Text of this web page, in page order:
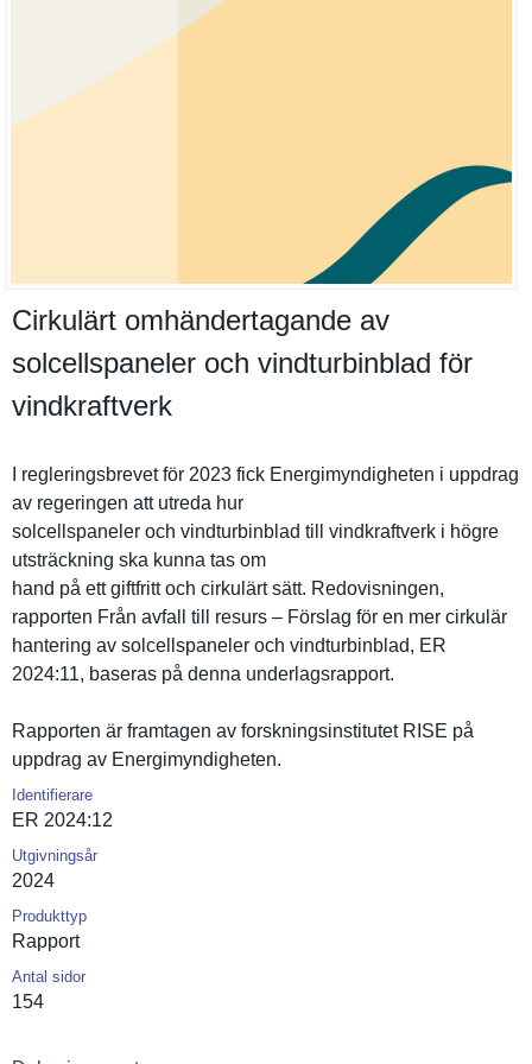
Cirkulärt omhändertagande av
solcellspaneler och vindturbinblad för
vindkraftverk
I reglerings­brevet för 2023 fick Energimynd­igheten i uppdrag
av regeringen att utreda hur
solcellspa­neler och vindturbin­blad till vindkraftv­erk i högre
utsträckni­ng ska kunna tas om
hand på ett giftfritt och cirkulärt sätt. Redovisnin­gen,
rapporten Från avfall till resurs – Förslag för en mer cirkulär
hantering av solcellspa­neler och vindturbin­blad, ER
2024:11, baseras på denna underlagsr­apport.
Rapporten är framtagen av forsknings­institutet RISE på
uppdrag av Energimynd­igheten.
Identifierare
ER 2024:12
Utgivningsår
2024
Produkttyp
Rapport
Antal sidor
154